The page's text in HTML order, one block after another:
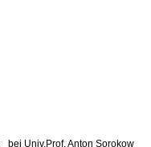
bei Univ.Prof. Anton Sorokow